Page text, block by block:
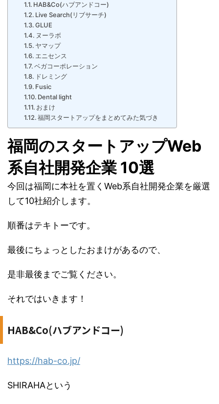
HAB&Co(ハブアンドコー)
Live Search(リブサーチ)
GLUE
ヌーラボ
ヤマップ
エニセンス
ベガコーポレーション
ドレミング
Fusic
Dental light
おまけ
福岡スタートアップをまとめてみた気づき
福岡のスタートアップWeb
系自社開発企業 10選
今回は福岡に本社を置くWeb系自社開発企業を厳選
して10社紹介します。
順番はテキトーです。
最後にちょっとしたおまけがあるので、
是非最後までご覧ください。
それではいきます！
HAB&Co(ハブアンドコー)
https://hab-co.jp/
SHIRAHAという